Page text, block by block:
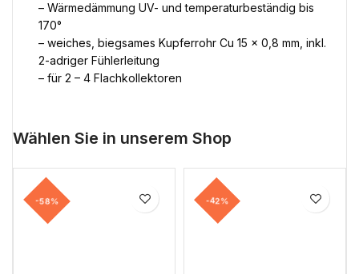
– Wärmedämmung UV- und temperaturbeständig bis
170°
– weiches, biegsames Kupferrohr Cu 15 x 0,8 mm, inkl.
2-adriger Fühlerleitung
– für 2 – 4 Flachkollektoren
Wählen Sie in unserem Shop
-58% -42%